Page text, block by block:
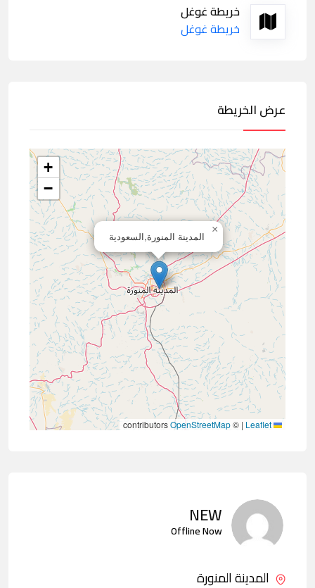
خريطة غوغل
خريطة غوغل
عرض الخريطة
المدينة المنورة,السعودية
×
+
−
|
©
OpenStreetMap
NEW
Offline Now
المدينة المنورة